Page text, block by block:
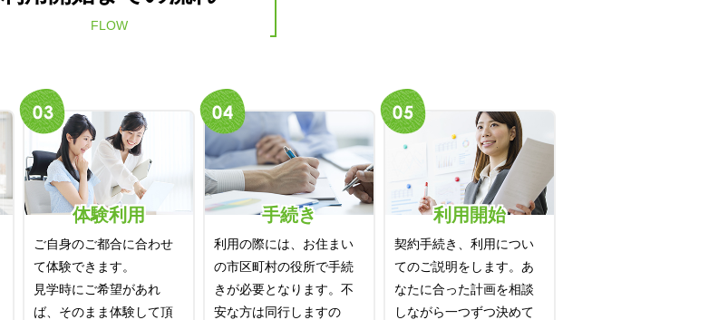
FLOW
体験利用
ご自身のご都合に合わせ
て体験できます。
見学時にご希望があれ
ば、そのまま体験して頂
手続き
利用の際には、お住まい
の市区町村の役所で手続
きが必要となります。不
安な方は同行しますの
利用開始
契約手続き、利用につい
てのご説明をします。あ
なたに合った計画を相談
しながら一つずつ決めて